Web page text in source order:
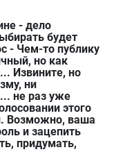
- дело
будет
- Чем-то публику
но как
Извините, но
ни
не раз уже
этого
Возможно, ваша
и зацепить
придумать,